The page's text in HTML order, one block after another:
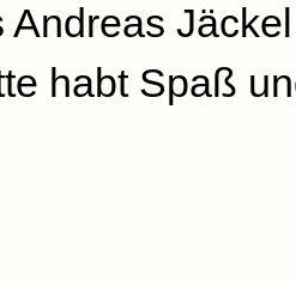
Andreas Jäckel
habt Spaß